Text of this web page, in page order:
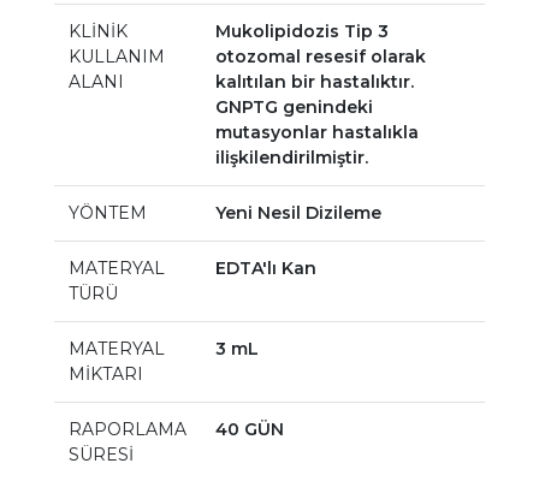
KLİNİK
KULLANIM
ALANI
Mukolipidozis Tip 3
otozomal resesif olarak
kalıtılan bir hastalıktır.
GNPTG genindeki
mutasyonlar hastalıkla
ilişkilendirilmiştir.
YÖNTEM Yeni Nesil Dizileme
MATERYAL
TÜRÜ
EDTA'lı Kan
MATERYAL
MİKTARI
3 mL
RAPORLAMA
SÜRESİ
40 GÜN